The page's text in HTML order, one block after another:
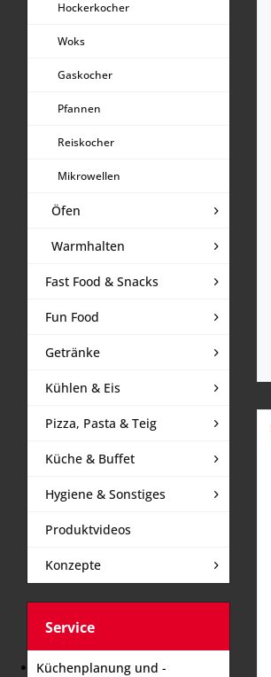
Hockerkocher
Woks
Gaskocher
Pfannen
Reiskocher
Mikrowellen
Öfen
Warmhalten
Fast Food & Snacks
Fun Food
Getränke
Kühlen & Eis
Pizza, Pasta & Teig
Küche & Buffet
Hygiene & Sonstiges
Produktvideos
Konzepte
Service
Küchenplanung und -